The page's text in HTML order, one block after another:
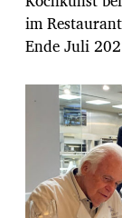
im
Ende Juli